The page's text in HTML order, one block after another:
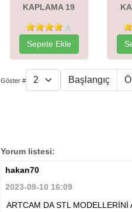
KAPLAMA 19
Sepete Ekle
Göster # Başlangıç
Yorum listesi:
hakan70
2023-09-10 16:09
ARTCAM DA STL